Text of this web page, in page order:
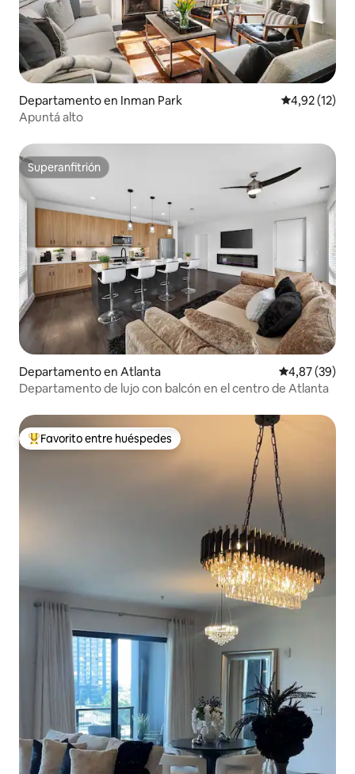
Departamento en Inman Park Calificación
4,92 (12)
Apuntá alto
Superanfitrión
Superanfitrión
Departamento en Atlanta Calificación
4,87 (39)
Departamento de lujo con balcón en el centro de Atlanta
Favorito entre los huéspedes más destacados
Favorito entre huéspedes